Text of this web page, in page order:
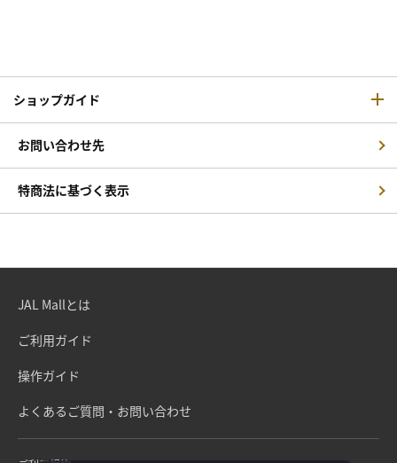
ショップガイド
お問い合わせ先
特商法に基づく表示
JAL Mallとは
ご利用ガイド
操作ガイド
よくあるご質問・お問い合わせ